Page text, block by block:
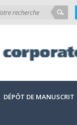
DÉPÔT DE MANUSCRIT